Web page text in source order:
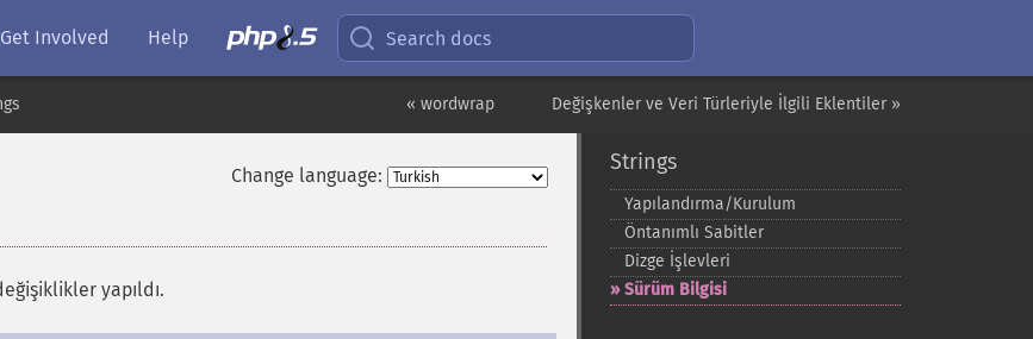
Get Involved Help Search docs
Değişkenler ve Veri Türleriyle İlgili Eklentiler »
« wordwrap
Change language:
yapıldı.
Strings
Yapılandırma/Kurulum
Öntanımlı Sabitler
Dizge İşlevleri
Sürüm Bilgisi